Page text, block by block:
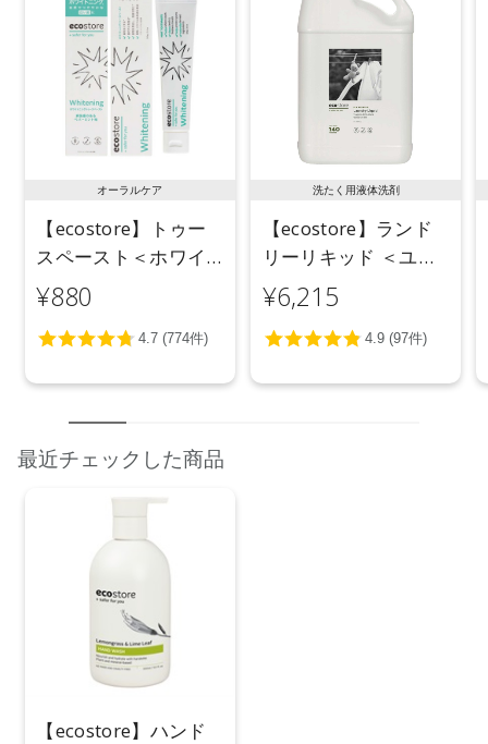
オーラルケア
【ecostore】トゥー
スペースト＜ホワイ
トニング＞ 100g
¥880
洗たく用液体洗剤
【ecostore】ランド
リーリキッド ＜ユー
カリ＞ 5L
¥6,215
最近チェックした商品
【ecostore】ハンド